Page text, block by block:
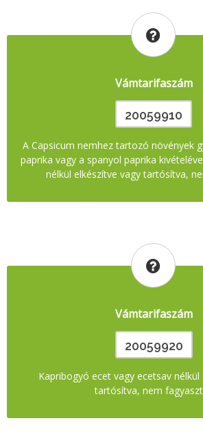
Vámtarifaszám
20059910
A Capsicum nemhez tartozó növények
paprika vagy a spanyol paprika
nélkül elkészítve vagy tartósítva,
Vámtarifaszám
20059920
Kapribogyó ecet vagy ecetsav nélkül
tartósítva, nem